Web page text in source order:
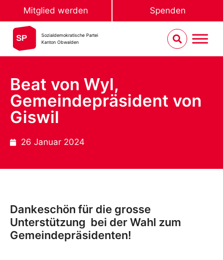
Mitglied werden Spenden
Sozialdemokratische Partei
Kanton Obwalden
Beat von Wyl,
Gemeindepräsident von
Giswil
26 Januar 2024
Dankeschön für die grosse
Unterstützung bei der Wahl zum
Gemeindepräsidenten!